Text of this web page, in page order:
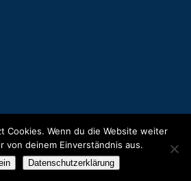
Alle Rechte vorbehalten.
Cookies. Wenn du die Website weiter
von deinem Einverständnis aus.
Datenschutzerklärung